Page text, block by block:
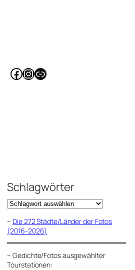
Facebook
Instagram
Link
Schlagwörter
– Die 272 Städte/Länder der Fotos
(2016-2026)
–Gedichte/Fotos ausgewählter
Tourstationen: